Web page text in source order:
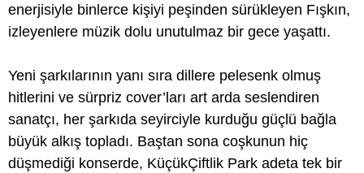
enerjisiyle binlerce kişiyi peşinden sürükleyen Fışkın,
izleyenlere müzik dolu unutulmaz bir gece yaşattı.
Yeni şarkılarının yanı sıra dillere pelesenk olmuş
hitlerini ve sürpriz cover’ları art arda seslendiren
sanatçı, her şarkıda seyirciyle kurduğu güçlü bağla
büyük alkış topladı. Baştan sona coşkunun hiç
düşmediği konserde, KüçükÇiftlik Park adeta tek bir